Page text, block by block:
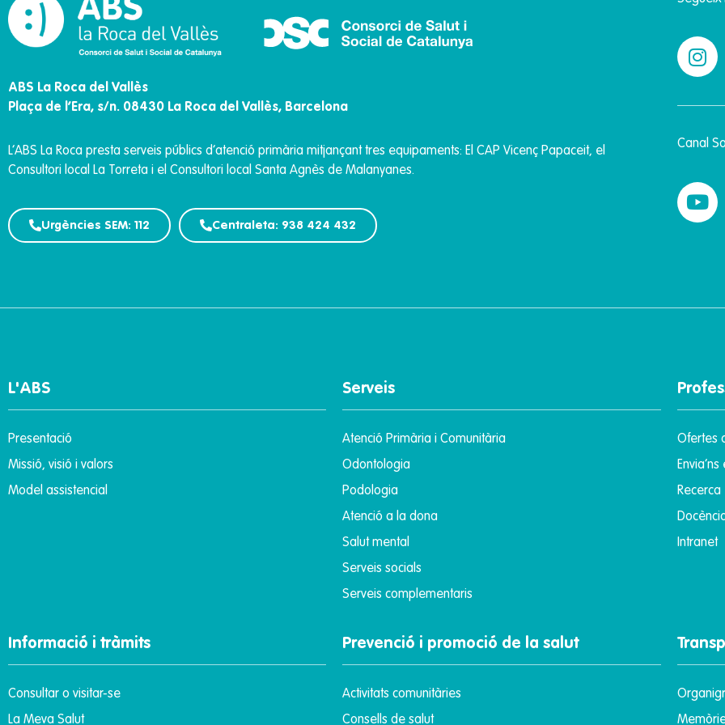
ABS La Roca del Vallès
Plaça de l’Era, s/n. 08430 La Roca del Vallès, Barcelona
L’ABS La Roca presta serveis públics d’atenció primària mitjançant tres equipaments: El CAP Vicenç Papaceit, el
Consultori local La Torreta i el Consultori local Santa Agnès de Malanyanes.
Urgències SEM: 112 Centraleta: 938 424 432
Canal
L'ABS
Presentació
Missió, visió i valors
Model assistencial
Serveis
Atenció Primària i Comunitària
Odontologia
Podologia
Atenció a la dona
Salut mental
Serveis socials
Serveis complementaris
Ofertes
Recerca
Intranet
Informació i tràmits
Consultar o visitar-se
La Meva Salut
Prevenció i promoció de la salut
Activitats comunitàries
Consells de salut